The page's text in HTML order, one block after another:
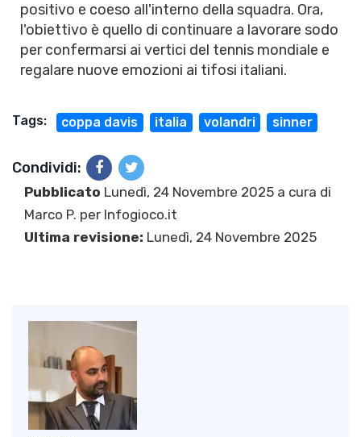
positivo e coeso all'interno della squadra. Ora,
l'obiettivo è quello di continuare a lavorare sodo
per confermarsi ai vertici del tennis mondiale e
regalare nuove emozioni ai tifosi italiani.
Tags: coppa davis italia volandri sinner
Condividi:
Pubblicato Lunedì, 24 Novembre 2025 a cura di
Marco P. per Infogioco.it
Ultima revisione: Lunedì, 24 Novembre 2025